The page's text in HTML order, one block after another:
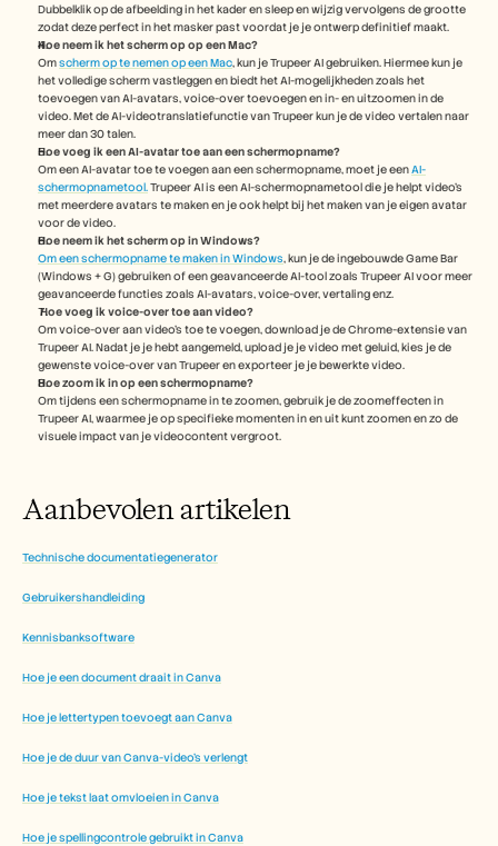
Dubbelklik op de afbeelding in het kader en sleep en wijzig vervolgens de grootte
zodat deze perfect in het masker past voordat je je ontwerp definitief maakt.
Hoe neem ik het scherm op op een Mac?
Om scherm op te nemen op een Mac, kun je Trupeer AI gebruiken. Hiermee kun je
het volledige scherm vastleggen en biedt het AI-mogelijkheden zoals het
toevoegen van AI-avatars, voice-over toevoegen en in- en uitzoomen in de
video. Met de AI-videotranslatiefunctie van Trupeer kun je de video vertalen naar
meer dan 30 talen.
Hoe voeg ik een AI-avatar toe aan een schermopname?
Om een AI-avatar toe te voegen aan een schermopname, moet je een AI-
schermopnametool. Trupeer AI is een AI-schermopnametool die je helpt video's
met meerdere avatars te maken en je ook helpt bij het maken van je eigen avatar
voor de video.
Hoe neem ik het scherm op in Windows?
Om een schermopname te maken in Windows, kun je de ingebouwde Game Bar
(Windows + G) gebruiken of een geavanceerde AI-tool zoals Trupeer AI voor meer
geavanceerde functies zoals AI-avatars, voice-over, vertaling enz.
Hoe voeg ik voice-over toe aan video?
Om voice-over aan video's toe te voegen, download je de Chrome-extensie van
Trupeer AI. Nadat je je hebt aangemeld, upload je je video met geluid, kies je de
gewenste voice-over van Trupeer en exporteer je je bewerkte video.
Hoe zoom ik in op een schermopname?
Om tijdens een schermopname in te zoomen, gebruik je de zoomeffecten in
Trupeer AI, waarmee je op specifieke momenten in en uit kunt zoomen en zo de
visuele impact van je videocontent vergroot.
Aanbevolen artikelen
Technische documentatiegenerator
Gebruikershandleiding
Kennisbanksoftware
Hoe je een document draait in Canva
Hoe je lettertypen toevoegt aan Canva
Hoe je de duur van Canva-video's verlengt
Hoe je tekst laat omvloeien in Canva
Hoe je spellingcontrole gebruikt in Canva